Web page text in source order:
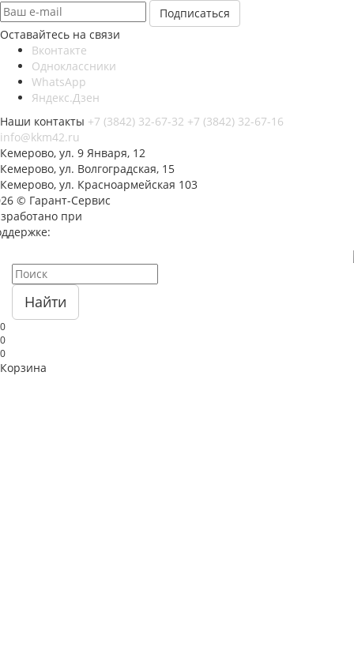
Оставайтесь на связи
Вконтакте
Одноклассники
WhatsApp
Яндекс.Дзен
Наши контакты +7 (3842) 32-67-32 +7 (3842) 32-67-16
info@kkm42.ru
Кемерово, ул. 9 Января, 12
Кемерово, ул. Волгоградская, 15
Кемерово, ул. Красноармейская 103
© Гарант-Сервис
при
Найти
0
0
0
Корзина